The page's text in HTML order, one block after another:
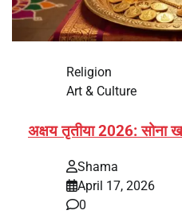
Religion
Art & Culture
अक्षय तृतीया 2026: सोना
Shama
April 17, 2026
0